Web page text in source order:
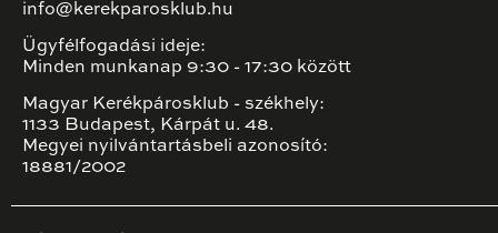
info@kerekparosklub.hu
Ügyfélfogadási ideje:
Minden munkanap 9:30 - 17:30 között
Magyar Kerékpárosklub - székhely:
1133 Budapest, Kárpát u. 48.
Megyei nyilvántartásbeli azonosító:
18881/2002